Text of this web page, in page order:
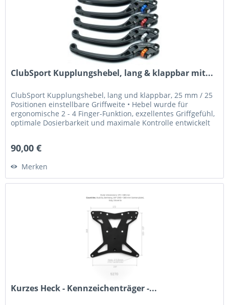
ClubSport Kupplungshebel, lang & klappbar mit...
ClubSport Kupplungshebel, lang und klappbar, 25 mm / 25
Positionen einstellbare Griffweite • Hebel wurde für
ergonomische 2 - 4 Finger-Funktion, exzellentes Griffgefühl,
optimale Dosierbarkeit und maximale Kontrolle entwickelt
90,00 €
Merken
Kurzes Heck - Kennzeichenträger -...